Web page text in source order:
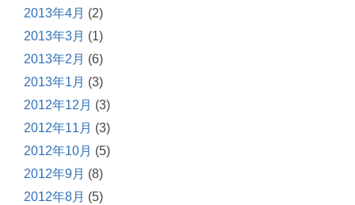
2013年4月 (2)
2013年3月 (1)
2013年2月 (6)
2013年1月 (3)
2012年12月 (3)
2012年11月 (3)
2012年10月 (5)
2012年9月 (8)
2012年8月 (5)